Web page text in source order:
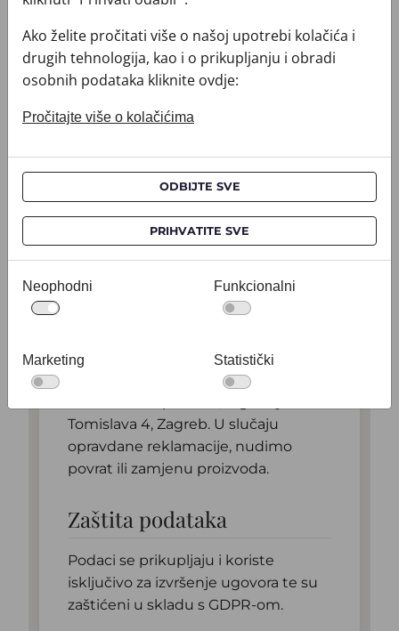
Ostatak svijeta
Dostavu vrši FedEx – 30 $.
Vrijeme dostave za narudžbe do
Europa: 4–7 radna dana
Narudžbe nakon 12:00h produžuju
tranzitno vrijeme za 1 radni dan.
Prigovori i reklamacije
Sve reklamacije i prigovore šaljite na
ili poštom na
Tomislava 4, Zagreb. U slučaju
opravdane reklamacije, nudimo
povrat ili zamjenu proizvoda.
Zaštita podataka
Podaci se prikupljaju i koriste
isključivo za izvršenje ugovora te su
zaštićeni u skladu s GDPR-om.
Ako želite pročitati više o našoj upotrebi kolačića i
drugih tehnologija, kao i o prikupljanju i obradi
osobnih podataka kliknite ovdje:
Pročitajte više o kolačićima
ODBIJTE SVE
PRIHVATITE SVE
Neophodni Funkcionalni
Marketing Statistički